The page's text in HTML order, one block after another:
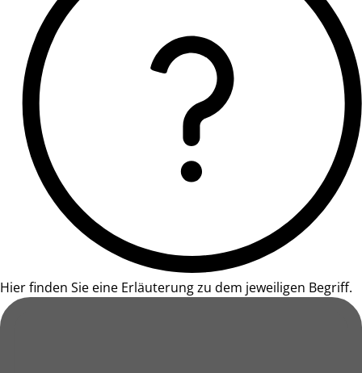
Hier finden Sie eine Erläuterung zu dem jeweiligen Begriff.